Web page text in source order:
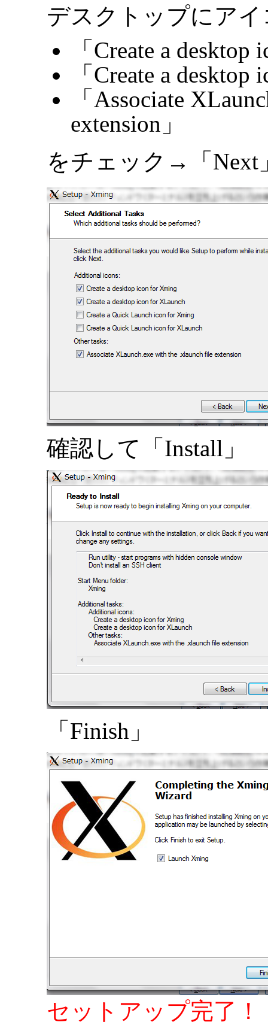
デスクトップにア
「Create a
「Create a
「Associate
extension」
をチェック→「Next
確認して「Install」
「Finish」
セットアップ完了！